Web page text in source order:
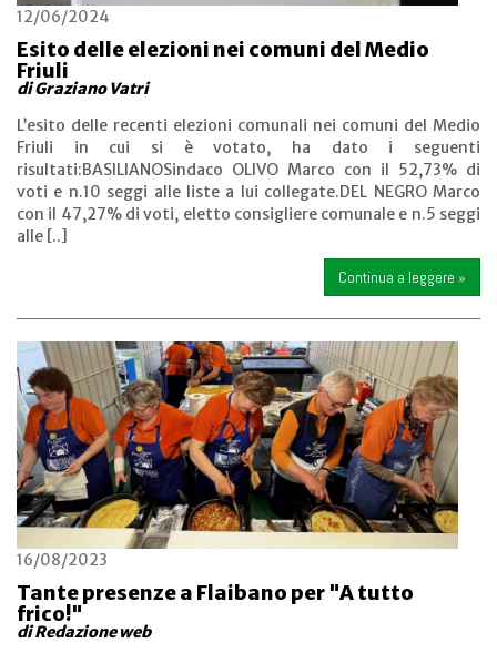
12/06/2024
Esito delle elezioni nei comuni del Medio
Friuli
di Graziano Vatri
L’esito delle recenti elezioni comunali nei comuni del Medio
Friuli in cui si è votato, ha dato i seguenti
risultati:BASILIANOSindaco OLIVO Marco con il 52,73% di
voti e n.10 seggi alle liste a lui collegate.DEL NEGRO Marco
con il 47,27% di voti, eletto consigliere comunale e n.5 seggi
alle [..]
Continua a leggere »
16/08/2023
Tante presenze a Flaibano per "A tutto
frico!"
di Redazione web